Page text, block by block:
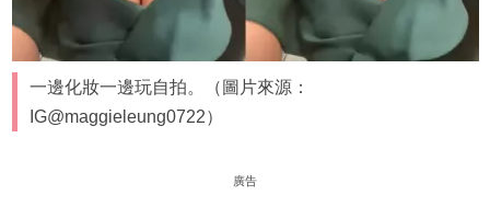
一邊化妝一邊玩自拍。（圖片來源：
IG@maggieleung0722）
廣告